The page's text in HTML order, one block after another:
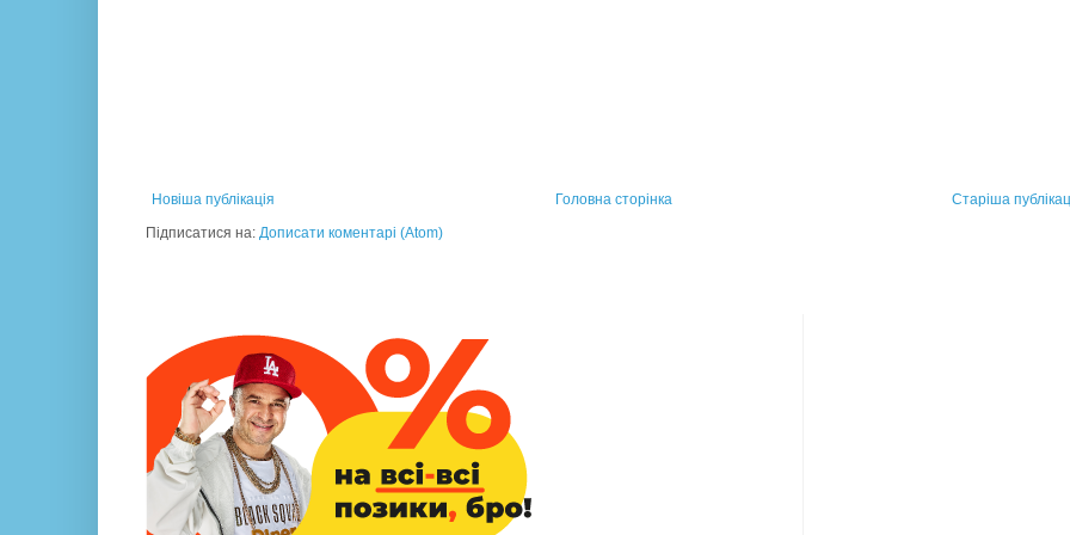
Новіша публікація Старіша
Головна сторінка
Підписатися на: Дописати коментарі (Atom)